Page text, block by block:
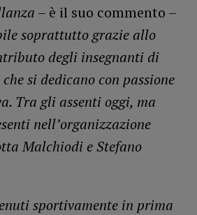
– è il suo commento –
soprattutto grazie allo
degli insegnanti di
si dedicano con passione
Tra gli assenti oggi, ma
nell’organizzazione
Malchiodi e Stefano
sportivamente in prima